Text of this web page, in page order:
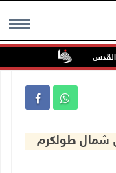
MENU
تواصل
شمال طولكرم